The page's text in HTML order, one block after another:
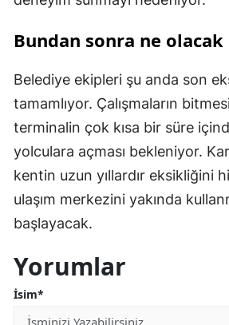
Bundan sonra ne olacak
Belediye ekipleri şu anda son
tamamlıyor. Çalışmaların
terminalin çok kısa bir süre
yolculara açması bekleniyor.
kentin uzun yıllardır eksikliğini
ulaşım merkezini yakında
başlayacak.
Yorumlar
İsim*